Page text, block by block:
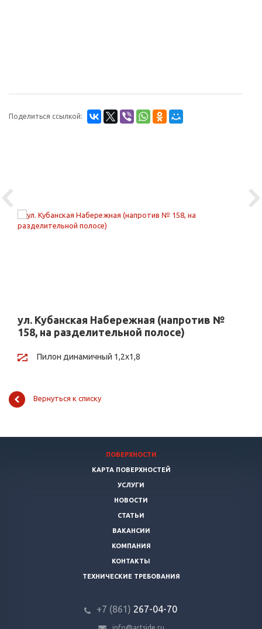
Поделиться ссылкой:
Previous
ул. Кубанская Набережная (напротив №
158, на разделительной полосе)
Пилон динамичный 1,2х1,8
Вернуться к списку
ПОВЕРХНОСТИ
КАРТА ПОВЕРХНОСТЕЙ
УСЛУГИ
НОВОСТИ
СТАТЬИ
ВАКАНСИИ
КОМПАНИЯ
КОНТАКТЫ
ТЕХНИЧЕСКИЕ ТРЕБОВАНИЯ
+7 (861) 267-04-70